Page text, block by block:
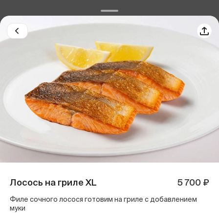
Лосось на гриле XL 5 700 ₽
Филе сочного лосося готовим на гриле с добавлением
муки